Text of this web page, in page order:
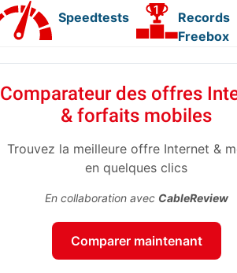
Speedtests
Records
Freebox
Comparateur des offres
& forfaits mobiles
Trouvez la meilleure offre Internet &
en quelques clics
En collaboration avec CableReview
Comparer maintenant